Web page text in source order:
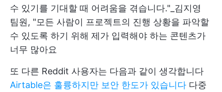
수 있기를 기대할 때 어려움을 겪습니다."_김지영
팀원, "모든 사람이 프로젝트의 진행 상황을 파악할
수 있도록 하기 위해 제가 입력해야 하는 콘텐츠가
너무 많아요
또 다른 Reddit 사용자는 다음과 같이 생각합니다
Airtable은 훌륭하지만 보안 한도가 있습니다 다중